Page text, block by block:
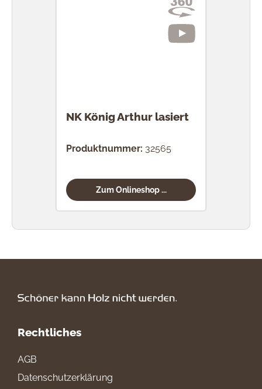
NK König Arthur lasiert
Produktnummer: 32565
Zum Onlineshop ...
Rechtliches
AGB
Datenschutzerklärung